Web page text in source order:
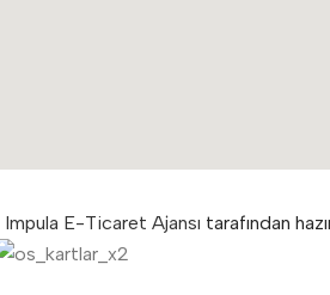
Impula E-Ticaret Ajansı tarafından